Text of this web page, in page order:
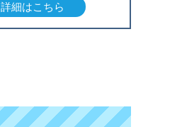
詳細はこちら